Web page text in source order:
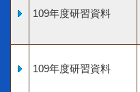
109年度研習資料
109年度研習資料